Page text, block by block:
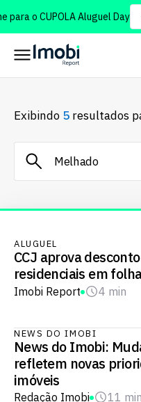
o CUPOLA Aluguel Day
Exibindo 5 resultados
ALUGUEL
CCJ aprova
residenciais em
Imobi Report 4 min
NEWS DO IMOBI
News do Imobi:
refletem novas
imóveis​
Redação Imobi 11 min